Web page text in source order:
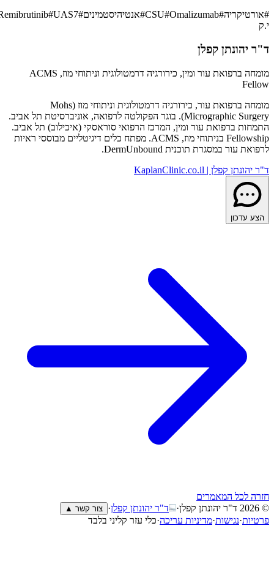
#אורטיקריה#
CSU#Omalizumab
#אנטיהיסטמינים#
Remibrutinib#UAS7
י.ק
ד"ר יהונתן קפלן
מומחה ברפואת עור ומין, כירורגיה דרמטולוגית וניתוחי מוז, ACMS
Fellow
מומחה ברפואת עור, כירורגיה דרמטולוגית וניתוחי מוז (Mohs
Micrographic Surgery). בוגר הפקולטה לרפואה, אוניברסיטת תל אביב.
התמחות ברפואת עור ומין, המרכז הרפואי סוראסקי (איכילוב) תל אביב.
Fellowship בניתוחי מוז, ACMS. מפתח כלים דיגיטליים מבוססי ראיות
לרפואת עור במסגרת תוכנית DermUnbound.
ד"ר יהונתן קפלן | KaplanClinic.co.il
הצע עדכון
חזרה לכל המאמרים
© 2026
ד"ר יהונתן קפלן· ד"ר יהונתן קפלן· צור קשר ▲
פרטיות·נגישות·מדיניות עריכה·כלי עזר קליני בלבד